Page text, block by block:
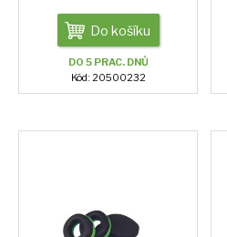
Do košíku
DO 5 PRAC. DNŮ
Kód: 20500232